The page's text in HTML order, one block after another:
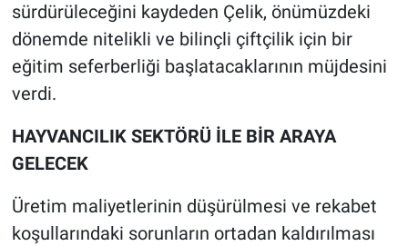
sürdürüleceğini kaydeden Çelik, önümüzdeki
dönemde nitelikli ve bilinçli çiftçilik için bir
eğitim seferberliği başlatacaklarının müjdesini
verdi.
HAYVANCILIK SEKTÖRÜ İLE BİR ARAYA
GELECEK
Üretim maliyetlerinin düşürülmesi ve rekabet
koşullarındaki sorunların ortadan kaldırılması